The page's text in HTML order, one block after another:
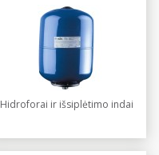
Hidroforai ir išsiplėtimo indai